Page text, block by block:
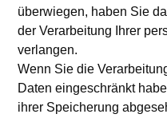
überwiegen, haben Sie
der Verarbeitung Ihrer
verlangen.
Wenn Sie die
Daten eingeschränkt
ihrer Speicherung